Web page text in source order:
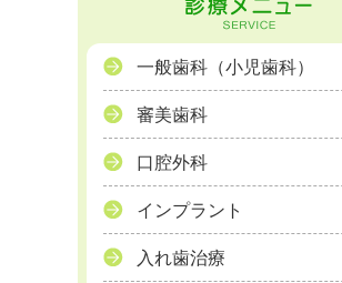
一般歯科（小児歯科）
審美歯科
口腔外科
インプラント
入れ歯治療